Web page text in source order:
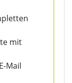
mit
Mail